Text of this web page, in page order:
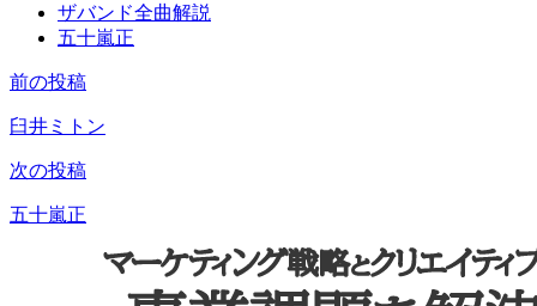
ザバンド全曲解説
五十嵐正
投
稿
ナ
ビ
前の投稿
臼井ミトン
次の投稿
五十嵐正